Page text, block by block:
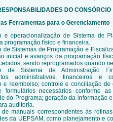
DO CONSÓRCIO
Ferramentas para o Gerenciamento
e operacionalização de Sistema de
programação físico e financeira.
de Sistemas de Programação e
inicial e avanços da programação
sendo reprogramados quando
de Sistema de Administração
administrativos, financeiros e
e reembolso; controle e conciliação
formulários necessários conforme
do Programa; geração da informação
auditoria.
de manuais correspondentes às
da UEPSAM, como planejamento e